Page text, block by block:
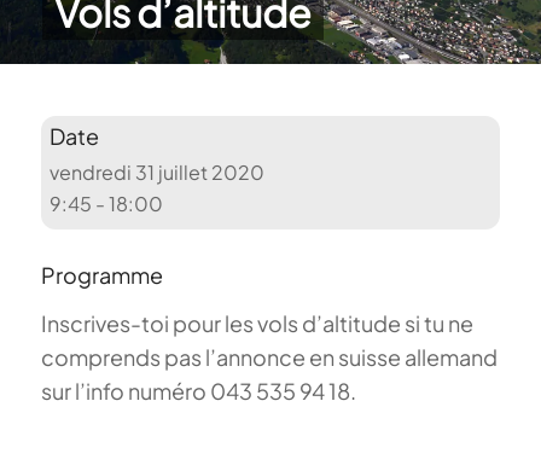
Vols d’altitude
Date
vendredi 31 juillet 2020
9:45 - 18:00
Programme
Inscrives-toi pour les vols d’altitude si tu ne
comprends pas l’annonce en suisse allemand
sur l’info numéro 043 535 94 18.